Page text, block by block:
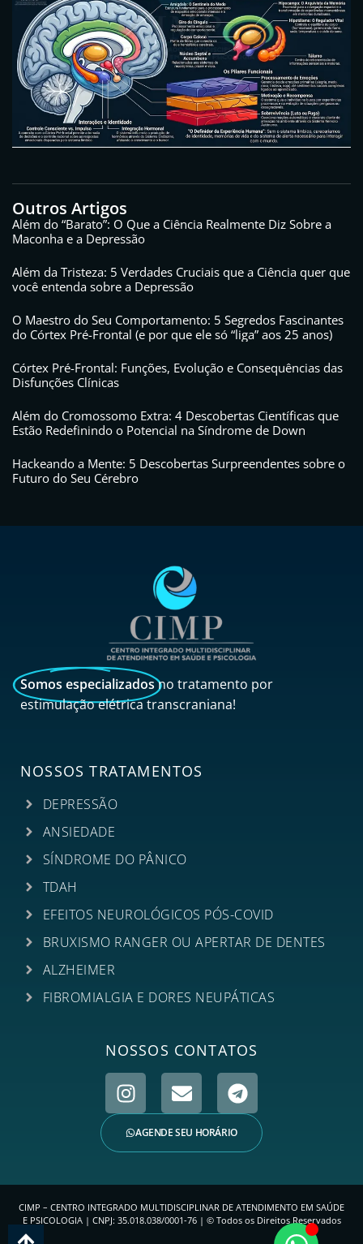
Outros Artigos
Além do “Barato”: O Que a Ciência Realmente Diz Sobre a
Maconha e a Depressão
Além da Tristeza: 5 Verdades Cruciais que a Ciência quer que
você entenda sobre a Depressão
O Maestro do Seu Comportamento: 5 Segredos Fascinantes
do Córtex Pré-Frontal (e por que ele só “liga” aos 25 anos)
Córtex Pré-Frontal: Funções, Evolução e Consequências das
Disfunções Clínicas
Além do Cromossomo Extra: 4 Descobertas Científicas que
Estão Redefinindo o Potencial na Síndrome de Down
Hackeando a Mente: 5 Descobertas Surpreendentes sobre o
Futuro do Seu Cérebro
Somos especializadosno tratamento por
estimulação elétrica transcraniana!
NOSSOS TRATAMENTOS
DEPRESSÃO
ANSIEDADE
SÍNDROME DO PÂNICO
TDAH
EFEITOS NEUROLÓGICOS PÓS-COVID
BRUXISMO RANGER OU APERTAR DE DENTES
ALZHEIMER
FIBROMIALGIA E DORES NEUPÁTICAS
NOSSOS CONTATOS
AGENDE SEU HORÁRIO
CIMP – CENTRO INTEGRADO MULTIDISCIPLINAR DE ATENDIMENTO EM SAÚDE
E PSICOLOGIA | CNPJ: 35.018.038/0001-76 | © Todos os Direitos Reservados